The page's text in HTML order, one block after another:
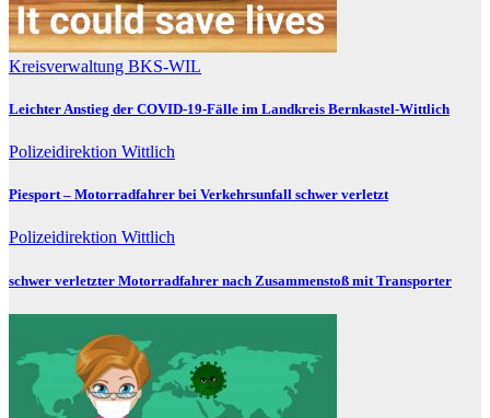
Kreisverwaltung BKS-WIL
Leichter Anstieg der COVID-19-Fälle im Landkreis Bernkastel-Wittlich
Polizeidirektion Wittlich
Piesport – Motorradfahrer bei Verkehrsunfall schwer verletzt
Polizeidirektion Wittlich
schwer verletzter Motorradfahrer nach Zusammenstoß mit Transporter